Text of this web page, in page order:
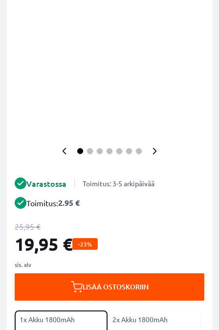
Varastossa Toimitus: 3-5 arkipäivää
Toimitus:2.95 €
25,95 €
19,95 € -23%
sis. alv
LISÄÄ OSTOSKORIIN
1x Akku 1800mAh 2x Akku 1800mAh